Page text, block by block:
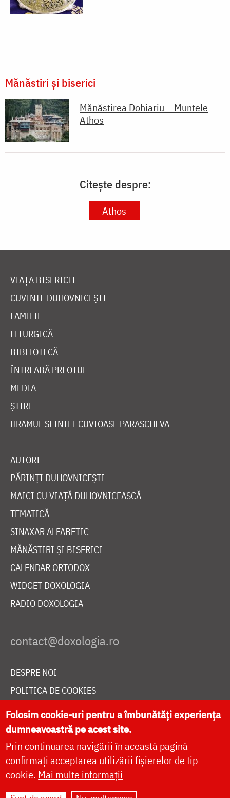
Mănăstiri și biserici
Mănăstirea Dohiariu – Muntele
Athos
Citește despre:
Athos
VIAȚA BISERICII
CUVINTE DUHOVNICEȘTI
FAMILIE
LITURGICĂ
BIBLIOTECĂ
ÎNTREABĂ PREOTUL
MEDIA
ȘTIRI
HRAMUL SFINTEI CUVIOASE PARASCHEVA
AUTORI
PĂRINȚI DUHOVNICEȘTI
MAICI CU VIAȚĂ DUHOVNICEASCĂ
TEMATICĂ
SINAXAR ALFABETIC
MĂNĂSTIRI ȘI BISERICI
CALENDAR ORTODOX
WIDGET DOXOLOGIA
RADIO DOXOLOGIA
DESPRE NOI
POLITICA DE COOKIES
DONEAZĂ ONLINE PENTRU CATEDRALA NAȚIONALĂ
LIVE
Folosim cookie-uri pentru a îmbunătăți experiența
dumneavoastră pe acest site.
Prin continuarea navigării în această pagină
confirmați acceptarea utilizării fișierelor de tip
cookie. Mai multe informații